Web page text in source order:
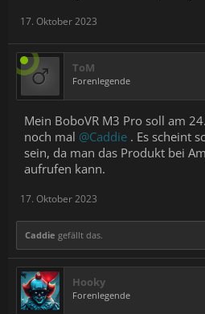
17. Oktober 2023
ToM
Forenlegende
Mein BoboVR M3 Pro soll am
noch mal @Caddie . Es scheint
sein, da man das Produkt bei
aufrufen kann.
17. Oktober 2023
Caddie gefällt das.
Hooky
Forenlegende